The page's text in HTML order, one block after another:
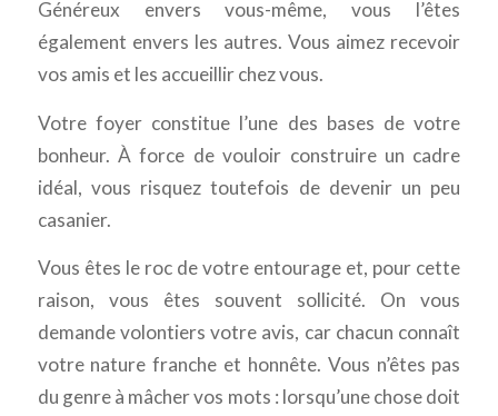
Généreux envers vous-même, vous l’êtes
également envers les autres. Vous aimez recevoir
vos amis et les accueillir chez vous.
Votre foyer constitue l’une des bases de votre
bonheur. À force de vouloir construire un cadre
idéal, vous risquez toutefois de devenir un peu
casanier.
Vous êtes le roc de votre entourage et, pour cette
raison, vous êtes souvent sollicité. On vous
demande volontiers votre avis, car chacun connaît
votre nature franche et honnête. Vous n’êtes pas
du genre à mâcher vos mots : lorsqu’une chose doit